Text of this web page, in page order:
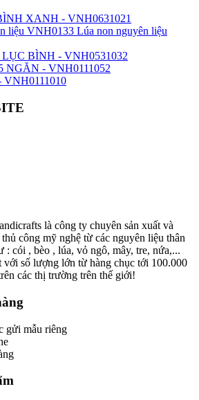
XANH - VNH0631021
Lúa non nguyên liệu
BÌNH - VNH0531032
NGĂN - VNH0111052
là công ty chuyên sản xuất và
công mỹ nghệ từ các nguyên liệu thân
cói , bèo , lúa, vỏ ngô, mây, tre, nứa,...
với số lượng lớn từ hàng chục tới 100.000
các thị trường trên thế giới!
gửi mẫu riêng